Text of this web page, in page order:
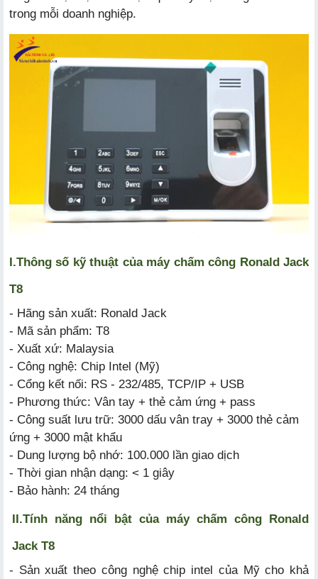
trong mỗi doanh nghiệp.
I.Thông số kỹ thuật của máy chấm công Ronald Jack
T8
- Hãng sản xuất: Ronald Jack
- Mã sản phẩm: T8
- Xuất xứ: Malaysia
- Công nghệ: Chip Intel (Mỹ)
- Cổng kết nối: RS - 232/485, TCP/IP + USB
- Phương thức: Vân tay + thẻ cảm ứng + pass
- Công suất lưu trữ: 3000 dấu vân tray + 3000 thẻ cảm
ứng + 3000 mật khẩu
- Dung lượng bộ nhớ: 100.000 lần giao dịch
- Thời gian nhận dạng: < 1 giây
- Bảo hành: 24 tháng
II.Tính năng nổi bật của máy chấm công Ronald
Jack T8
- Sản xuất theo công nghệ chip intel của Mỹ cho khả